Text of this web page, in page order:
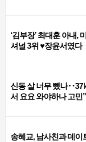
‘김부장’ 최대훈 아내,
셔널 3위 ♥장윤서였다
신동 살 너무 뺐나‥37
서 요요 와야하나 고민
송혜교, 남사친과 데이